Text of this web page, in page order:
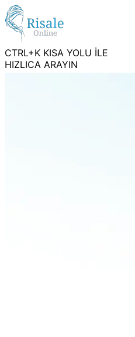
CTRL+K KISA YOLU İLE
HIZLICA ARAYIN